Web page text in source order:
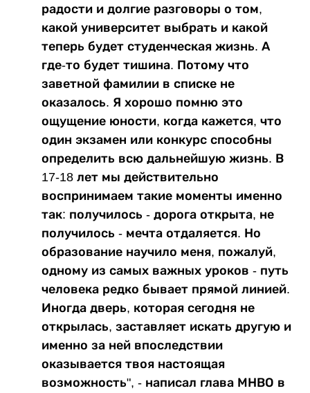
радости и долгие разговоры о том,
какой университет выбрать и какой
теперь будет студенческая жизнь. А
где-то будет тишина. Потому что
заветной фамилии в списке не
оказалось. Я хорошо помню это
ощущение юности, когда кажется, что
один экзамен или конкурс способны
определить всю дальнейшую жизнь. В
17-18 лет мы действительно
воспринимаем такие моменты именно
так: получилось - дорога открыта, не
получилось - мечта отдаляется. Но
образование научило меня, пожалуй,
одному из самых важных уроков - путь
человека редко бывает прямой линией.
Иногда дверь, которая сегодня не
открылась, заставляет искать другую и
именно за ней впоследствии
оказывается твоя настоящая
возможность", - написал глава МНВО в